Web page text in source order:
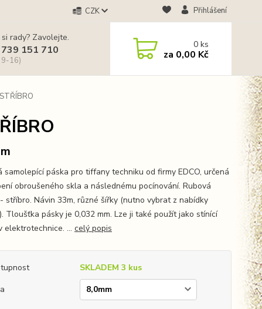
CZK Přihlášení
rady? Zavolejte.
151 710
9-16)
0ks
za 0,00 Kč
samolepící páska pro tiffany techniku od firmy EDCO, určená
obroušeného skla a následnému pocínování. Rubová
stříbro. Návin 33m, různé šířky (nutno vybrat z nabídky
Tloušťka pásky je 0,032 mm. Lze ji také použít jako stínící
elektrotechnice. ... celý popis
SKLADEM 3 kus